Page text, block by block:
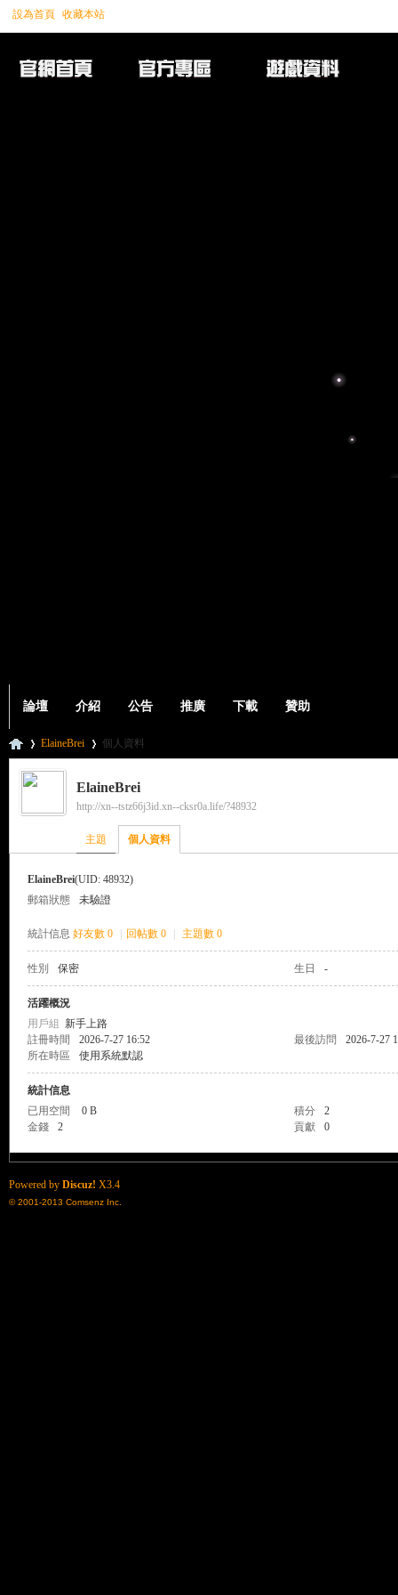
設為首頁 收藏本站
論壇 介紹 公告 推廣 下載 贊助
›
ElaineBrei 個人資料
ElaineBrei
http://xn--tstz66j3id.xn--cksr0a.life/?48932
主題 個人資料
ElaineBrei(UID: 48932)
郵箱狀態
未驗證
統計信息 好友數 0 回帖數 0 主題數 0
性別 保密 生日 -
活躍概況
用戶組 新手上路
註冊時間
2026-7-27 16:52 最後訪問
2026-7-27
所在時區
使用系統默認
統計信息
已用空間
0 B 積分
2
金錢
2 貢獻 0
Powered by Discuz! X3.4
© 2001-2013 Comsenz Inc.